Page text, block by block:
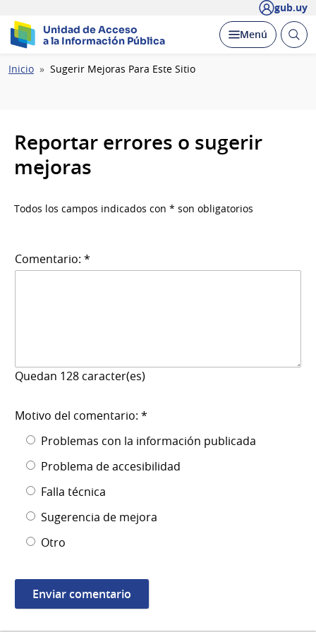
gub.uy
Unidad de Acceso
a la Información Pública
Desplegar
Menú Abrir
Ruta
Inicio Sugerir Mejoras Para Este Sitio
Reportar errores o sugerir
mejoras
Todos los campos indicados con * son obligatorios
Comentario: *
Quedan 128 caracter(es)
Motivo del comentario: *
Problemas con la información publicada
Problema de accesibilidad
Falla técnica
Sugerencia de mejora
Otro